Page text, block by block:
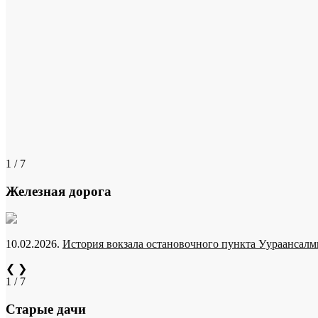
1 / 7
Железная дорога
10.02.2026. История вокзала остановочного пункта
❮ ❯
1 / 7
Старые дачи